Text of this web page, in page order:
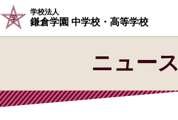
学校法人
鎌倉学園 中学校・高等学校
ニュース